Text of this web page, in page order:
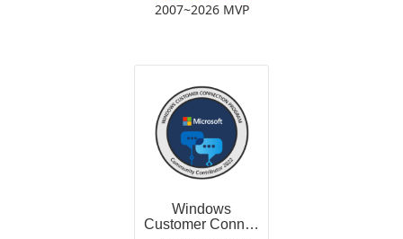
2007~2026 MVP